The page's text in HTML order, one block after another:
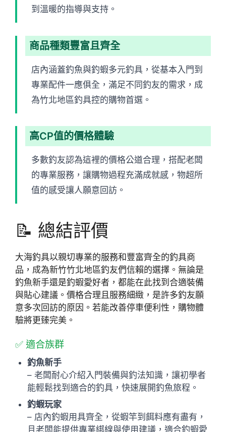
到溫暖的指導與支持。
商品種類豐富且齊全
店內涵蓋釣魚與釣蝦多元釣具，從基本入門到
專業配件一應俱全，滿足不同釣友的需求，成
為竹北地區釣具控的購物首選。
高CP值的價格體驗
多數釣友認為這裡的價格公道合理，搭配老闆
的專業服務，讓購物過程充滿成就感，物超所
值的感受讓人願意回訪。
📝 總結評價
大海釣具以親切專業的服務和豐富齊全的釣具商
品，成為新竹竹北地區釣友們信賴的選擇。無論是
釣魚新手還是釣蝦愛好者，都能在此找到合適裝備
與貼心建議。價格合理且服務細緻，是許多釣友願
意多次回訪的原因。若能改善停車便利性，購物體
驗將更臻完美。
✅ 適合族群
釣魚新手
– 老闆耐心介紹入門裝備與釣法知識，讓初學者
能輕鬆找到適合的釣具，快速展開釣魚旅程。
釣蝦玩家
– 店內釣蝦用具齊全，從蝦竿到餌料應有盡有，
且老闆能提供專業綁線與使用建議，適合釣蝦愛